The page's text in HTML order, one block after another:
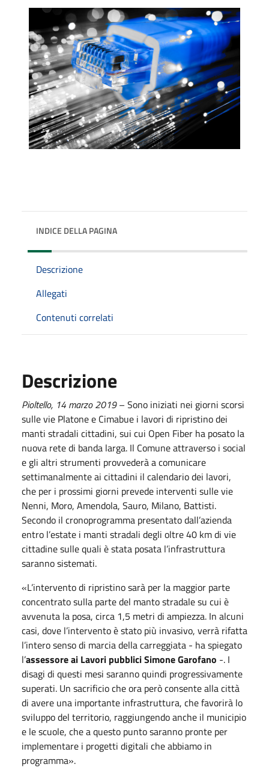
INDICE DELLA PAGINA
Descrizione
Allegati
Contenuti correlati
Descrizione
Pioltello, 14 marzo2019– Sono iniziati nei giorni scorsi
sulle vie Platone e Cimabue i lavori di ripristino dei
manti stradali cittadini, sui cui Open Fiber ha posato la
nuova rete di banda larga. Il Comune attraverso i social
e gli altri strumenti provvederà a comunicare
settimanalmente ai cittadini il calendario dei lavori,
che per i prossimi giorni prevede interventi sulle vie
Nenni, Moro, Amendola, Sauro, Milano, Battisti.
Secondo il cronoprogramma presentato dall’azienda
entro l’estate i manti stradali degli oltre 40 km di vie
cittadine sulle quali è stata posata l’infrastruttura
saranno sistemati.
«L’intervento di ripristino sarà per la maggior parte
concentrato sulla parte del manto stradale su cui è
avvenuta la posa, circa 1,5 metri di ampiezza. In alcuni
casi, dove l’intervento è stato più invasivo, verrà rifatta
l’intero senso di marcia della carreggiata - ha spiegato
l’assessore ai Lavori pubblici Simone Garofano -. I
disagi di questi mesi saranno quindi progressivamente
superati. Un sacrificio che ora però consente alla città
di avere una importante infrastruttura, che favorirà lo
sviluppo del territorio, raggiungendo anche il municipio
e le scuole, che a questo punto saranno pronte per
implementare i progetti digitali che abbiamo in
programma».